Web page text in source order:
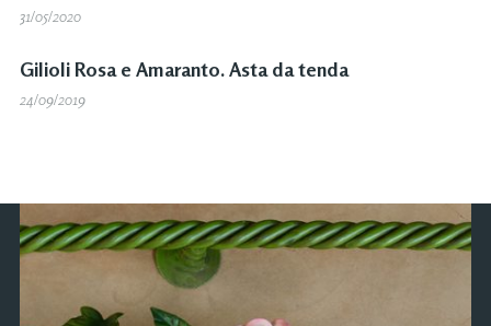
31/05/2020
Gilioli Rosa e Amaranto. Asta da tenda
24/09/2019